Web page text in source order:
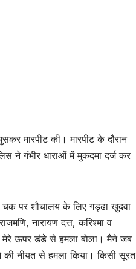
मारपीट की। मारपीट के दौरान
ने गंभीर धाराओं में मुकदमा दर्ज कर
चक पर शौचालय के लिए गड्ढा खुदवा
नारायण दत्त, करिश्मा व
मेरे ऊपर डंडे से हमला बोला। मैने जब
की नीयत से हमला किया। किसी सूरत